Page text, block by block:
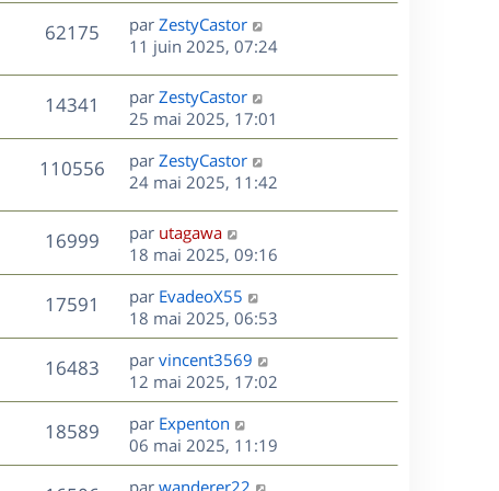
e
s
s
e
r
m
s
a
e
e
s
i
e
r
m
e
s
a
g
e
62175V
u
D
e
i
e
r
m
s
a
e
par ZestyCastor
11 juin 2025, 07:24
14341
u
e
D
e
r
n
i
r
m
e
s
s
a
g
e
par ZestyCastor
25 mai 2025, 17:01
110556V
u
D
e
i
e
r
m
e
s
s
a
g
e
par ZestyCastor
24 mai 2025, 11:42
16999V
u
D
e
r
n
i
e
r
m
e
s
s
a
par utagawa
18 mai 2025, 09:16
17591
u
e
D
e
r
n
i
e
r
m
e
par EvadeoX55
18 mai 2025, 06:53
16483V
u
D
e
r
n
i
e
par vincent3569
12 mai 2025, 17:02
18589V
u
D
e
r
par Expenton
06 mai 2025, 11:19
D
par wanderer22